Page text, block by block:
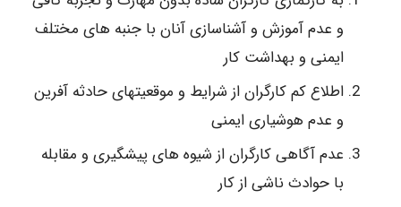
و عدم آموزش و آشناسازی آنان با جنبه های مختلف
ایمنی و بهداشت کار
اطلاع کم کارگران از شرایط و موقعیتهای حادثه آفرین
و عدم هوشیاری ایمنی
عدم آگاهی کارگران از شیوه های پیشگیری و مقابله
با حوادث ناشی از کار